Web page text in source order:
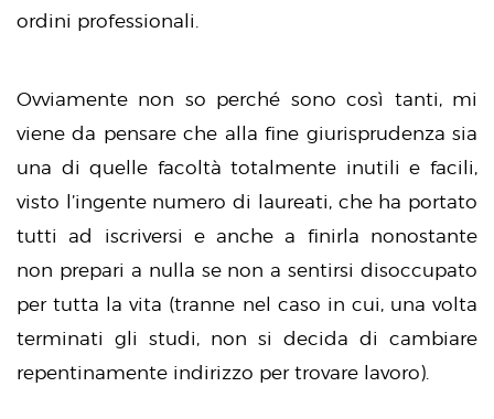
ordini professionali.
Ovviamente non so perché sono così tanti, mi
viene da pensare che alla fine giurisprudenza sia
una di quelle facoltà totalmente inutili e facili,
visto l’ingente numero di laureati, che ha portato
tutti ad iscriversi e anche a finirla nonostante
non prepari a nulla se non a sentirsi disoccupato
per tutta la vita (tranne nel caso in cui, una volta
terminati gli studi, non si decida di cambiare
repentinamente indirizzo per trovare lavoro).